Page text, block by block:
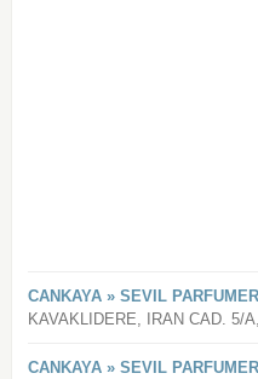
CANKAYA » SEVIL
KAVAKLIDERE, IRAN CAD. 5/
CANKAYA » SEVIL